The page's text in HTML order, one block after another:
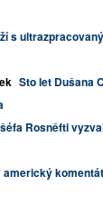
s
Sto let Dušana
Rosněfti